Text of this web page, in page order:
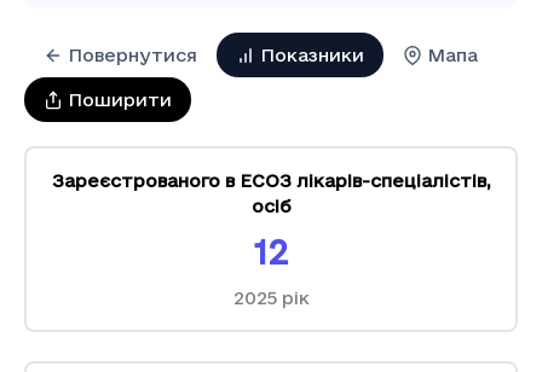
Повернутися Показники Мапа
Поширити
Зареєстрованого в ЕСОЗ лікарів-спеціалістів,
осіб
12
2025рік